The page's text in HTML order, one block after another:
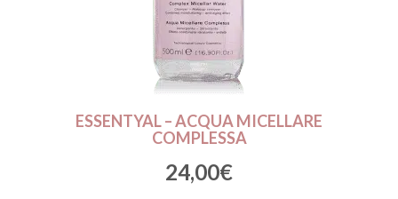
ESSENTYAL – ACQUA MICELLARE
COMPLESSA
24,00€